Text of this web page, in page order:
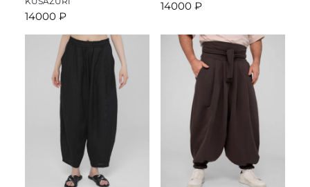
ПВЗ Яндекс Маркет (не постамат) — от 350₽
14000 ₽
14000 ₽